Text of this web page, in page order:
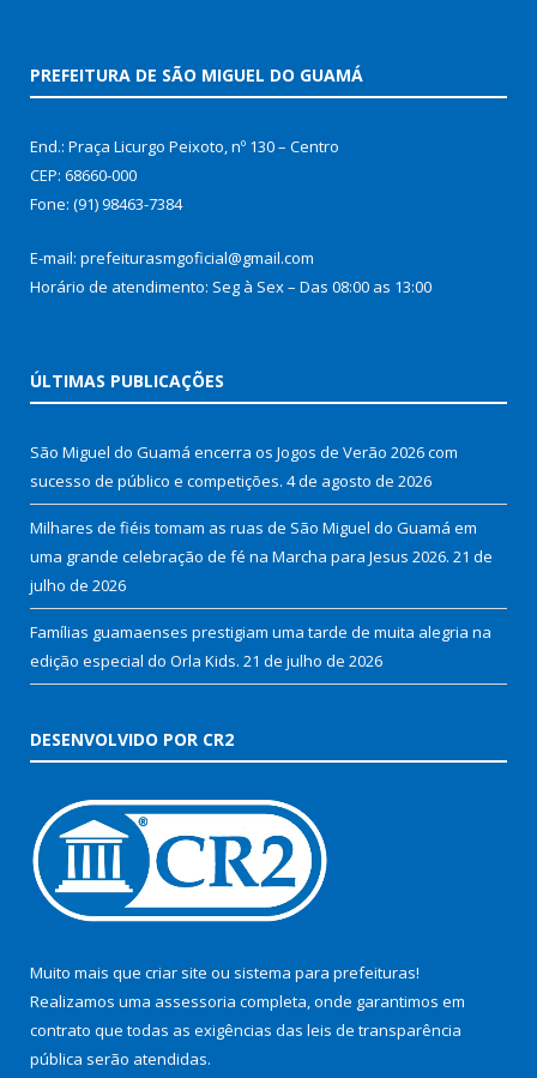
PREFEITURA DE SÃO MIGUEL DO GUAMÁ
End.: Praça Licurgo Peixoto, nº 130 – Centro
CEP: 68660-000
Fone: (91) 98463-7384
E-mail: prefeiturasmgoficial@gmail.com
Horário de atendimento: Seg à Sex – Das 08:00 as 13:00
ÚLTIMAS PUBLICAÇÕES
São Miguel do Guamá encerra os Jogos de Verão 2026 com
sucesso de público e competições. 4 de agosto de 2026
Milhares de fiéis tomam as ruas de São Miguel do Guamá em
uma grande celebração de fé na Marcha para Jesus 2026. 21 de
julho de 2026
Famílias guamaenses prestigiam uma tarde de muita alegria na
edição especial do Orla Kids. 21 de julho de 2026
DESENVOLVIDO POR CR2
Muito mais que criar site ou sistema para prefeituras!
Realizamos uma assessoria completa, onde garantimos em
contrato que todas as exigências das leis de transparência
pública serão atendidas.